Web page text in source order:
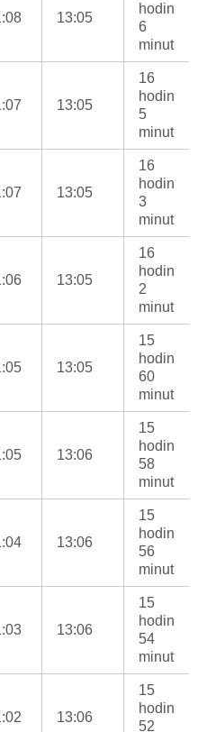
13:05
hodin
6
minut
13:05
16
hodin
5
minut
13:05
16
hodin
3
minut
13:05
16
hodin
2
minut
13:05
15
hodin
60
minut
13:06
15
hodin
58
minut
13:06
15
hodin
56
minut
13:06
15
hodin
54
minut
13:06
15
hodin
52